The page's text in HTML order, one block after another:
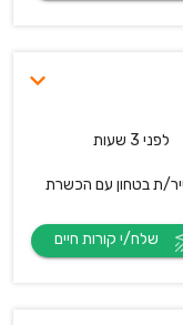
לפני 3 שעות
ת בטחון עם הכשרת